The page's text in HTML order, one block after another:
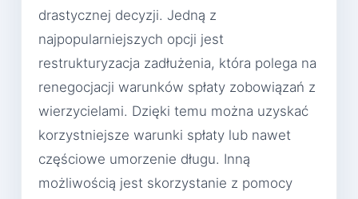
drastycznej decyzji. Jedną z
najpopularniejszych opcji jest
restrukturyzacja zadłużenia, która polega na
renegocjacji warunków spłaty zobowiązań z
wierzycielami. Dzięki temu można uzyskać
korzystniejsze warunki spłaty lub nawet
częściowe umorzenie długu. Inną
możliwością jest skorzystanie z pomocy